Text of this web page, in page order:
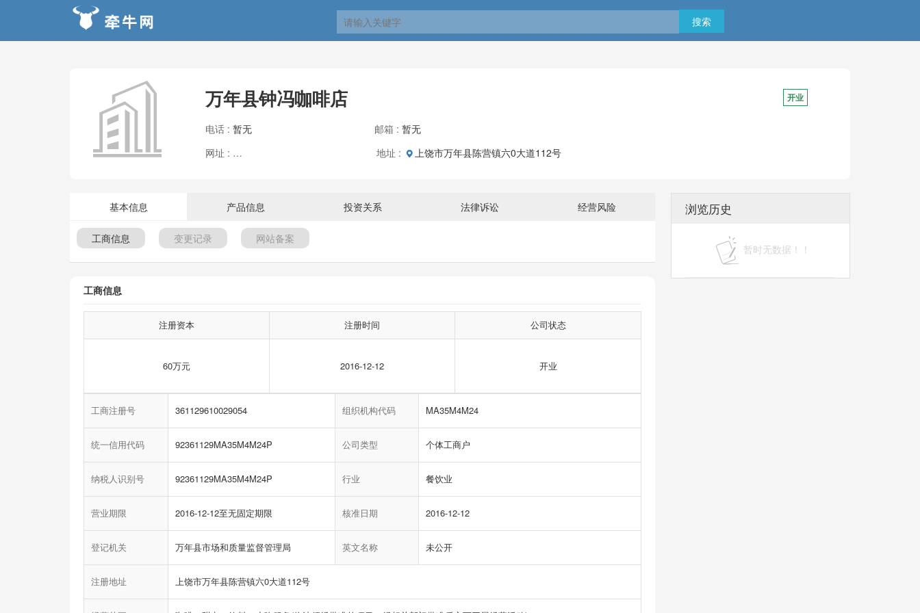
搜索
万年县钟冯咖啡店 开业
电话 : 暂无 邮箱 : 暂无
网址 :
暂无 地址 : 上饶市万年县陈营镇六0大道112号
基本信息 产品信息 投资关系 法律诉讼 经营风险
工商信息 变更记录 网站备案
工商信息
注册资本 注册时间 公司状态
60万元 2016-12-12 开业
工商注册号 361129610029054 组织机构代码 MA35M4M24
统一信用代码 92361129MA35M4M24P 公司类型 个体工商户
纳税人识别号 92361129MA35M4M24P 行业 餐饮业
营业期限 2016-12-12至无固定期限 核准日期 2016-12-12
登记机关 万年县市场和质量监督管理局 英文名称 未公开
注册地址 上饶市万年县陈营镇六0大道112号
浏览历史
暂时无数据！！